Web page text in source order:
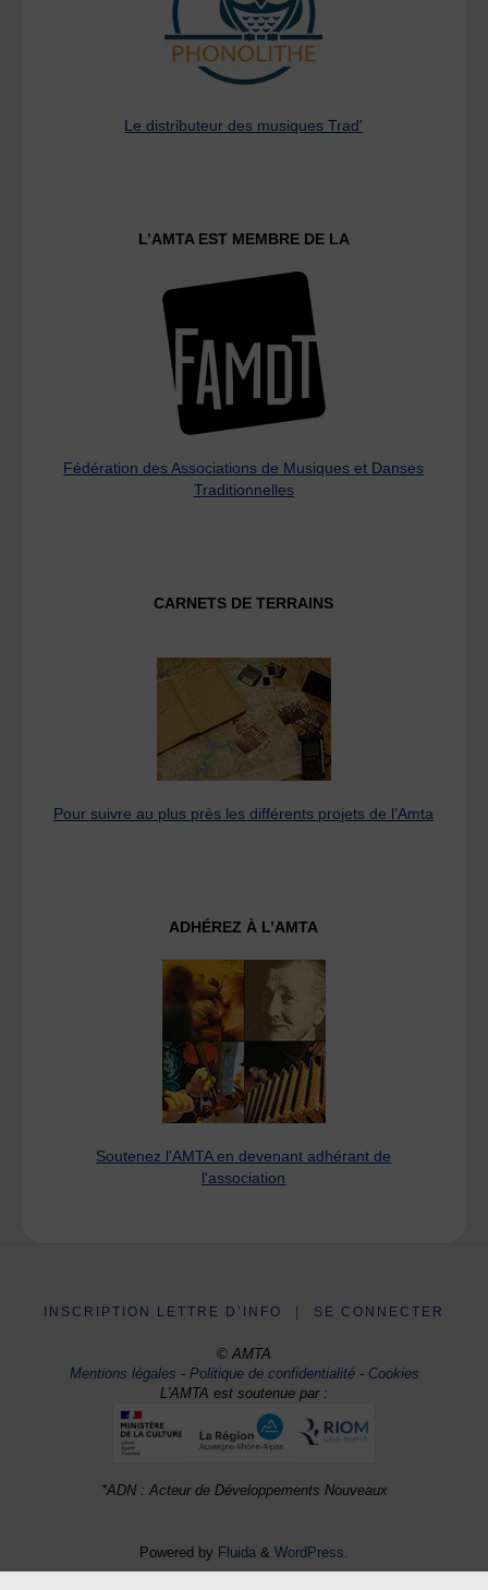
Le distributeur des musiques Trad'
L’AMTA EST MEMBRE DE LA
Fédération des Associations de Musiques et Danses
Traditionnelles
CARNETS DE TERRAINS
Pour suivre au plus près les différents projets de l’Amta
ADHÉREZ À L’AMTA
Soutenez l'AMTA en devenant adhérant de
l'association
INSCRIPTION LETTRE D’INFO SE CONNECTER
© AMTA
Mentions légales -Politique de confidentialité- Cookies
L'AMTA est soutenue par :
*ADN : Acteur de Développements Nouveaux
Powered by Fluida & WordPress.